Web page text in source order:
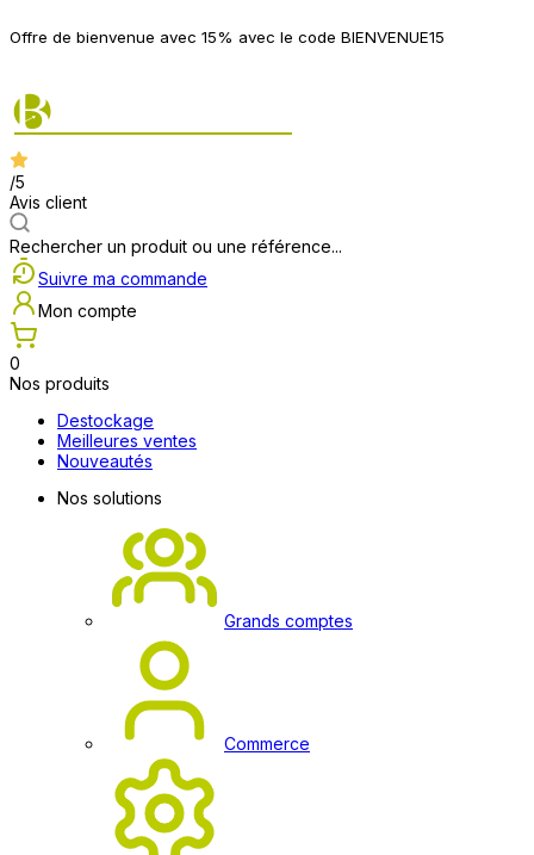
Offre de bienvenue avec 15% avec le code BIENVENUE15
/5
Avis client
Rechercher un produit ou une référence...
Suivre ma commande
Mon compte
0
Nos produits
Destockage
Meilleures ventes
Nouveautés
Nos solutions
Grands comptes
Commerce